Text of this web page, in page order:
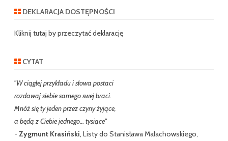
r
h
DEKLARACJA DOSTĘPNOŚCI
Kliknij tutaj by przeczytać deklarację
CYTAT
"W ciągłej przykładu i słowa postaci
rozdawaj siebie samego swej braci.
Mnóż się ty jeden przez czyny żyjące,
a będą z Ciebie jednego… tysiące"
- Zygmunt Krasiński, Listy do Stanisława Małachowskiego,